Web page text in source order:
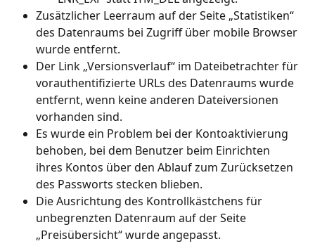
Zusätzlicher Leerraum auf der Seite „Statistiken“
des Datenraums bei Zugriff über mobile Browser
wurde entfernt.
Der Link „Versionsverlauf“ im Dateibetrachter für
vorauthentifizierte URLs des Datenraums wurde
entfernt, wenn keine anderen Dateiversionen
vorhanden sind.
Es wurde ein Problem bei der Kontoaktivierung
behoben, bei dem Benutzer beim Einrichten
ihres Kontos über den Ablauf zum Zurücksetzen
des Passworts stecken blieben.
Die Ausrichtung des Kontrollkästchens für
unbegrenzten Datenraum auf der Seite
„Preisübersicht“ wurde angepasst.